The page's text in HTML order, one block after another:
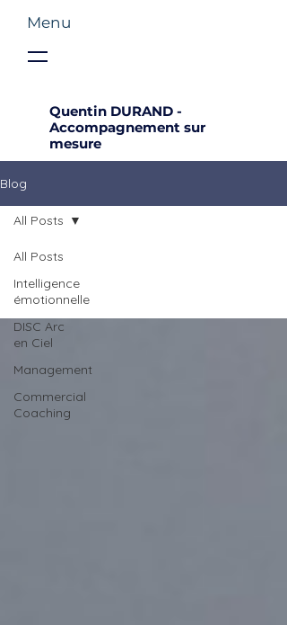
Quentin DURAND -
Accompagnement sur
mesure
Menu
Blog
All Posts
Intelligence
émotionnelle
DISC Arc
en Ciel
Management
Commercial
Coaching
All Posts